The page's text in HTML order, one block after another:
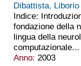
Dibattista, Liborio
Indice:
fondazione della
lingua della
computazionale...
Anno: 2003